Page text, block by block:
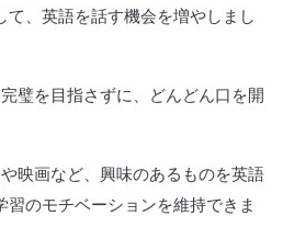
て、英語を話す機会を増やしまし
璧を目指さずに、どんどん口を開
映画など、興味のあるものを英語
習のモチベーションを維持できま